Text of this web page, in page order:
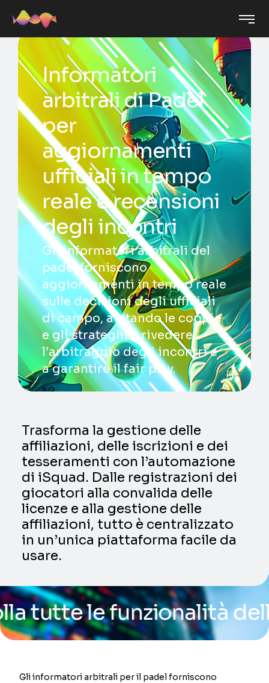
Informatori
arbitrali di Padel
per
aggiornamenti
ufficiali in tempo
reale e recensioni
degli incontri
Gli informatori arbitrali del
padel forniscono
aggiornamenti in tempo reale
sulle decisioni degli ufficiali
di campo, aiutando le coppie
e gli strateghi a rivedere
l’arbitraggio degli incontri e
a garantire il fair play.
Trasforma la gestione delle
affiliazioni, delle iscrizioni e dei
tesseramenti con l’automazione
di iSquad. Dalle registrazioni dei
giocatori alla convalida delle
licenze e alla gestione delle
affiliazioni, tutto è centralizzato
in un’unica piattaforma facile da
usare.
le funzionalità della
Gli informatori arbitrali per il padel forniscono